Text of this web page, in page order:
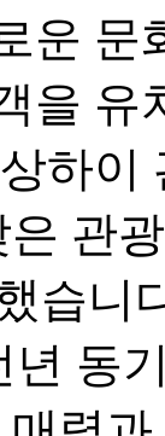
운 문
을
하이
관
습니
년 동